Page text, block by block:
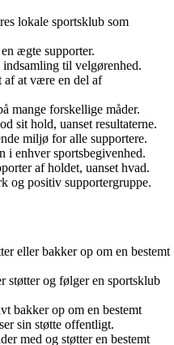
lokale sportsklub som
ægte supporter.
indsamling til velgørenhed.
af at være en del af
mange forskellige måder.
sit hold, uanset resultaterne.
miljø for alle supportere.
i enhver sportsbegivenhed.
af holdet, uanset hvad.
og positiv supportergruppe.
eller bakker op om en bestemt
støtter og følger en sportsklub
bakker op om en bestemt
sin støtte offentligt.
med og støtter en bestemt